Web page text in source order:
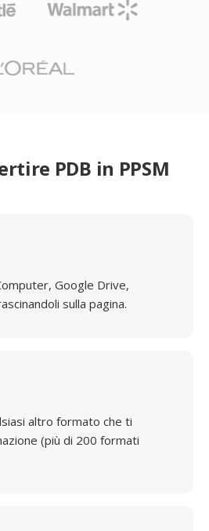
PDB in PPSM
Google Drive,
sulla pagina.
altro formato che ti
(più di 200 formati